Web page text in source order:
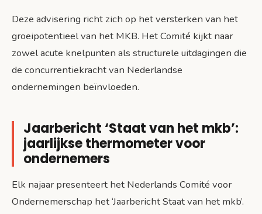
Deze advisering richt zich op het versterken van het
groeipotentieel van het MKB. Het Comité kijkt naar
zowel acute knelpunten als structurele uitdagingen die
de concurrentiekracht van Nederlandse
ondernemingen beïnvloeden.
Jaarbericht ‘Staat van het mkb’:
jaarlijkse thermometer voor
ondernemers
Elk najaar presenteert het Nederlands Comité voor
Ondernemerschap het ‘Jaarbericht Staat van het mkb’.